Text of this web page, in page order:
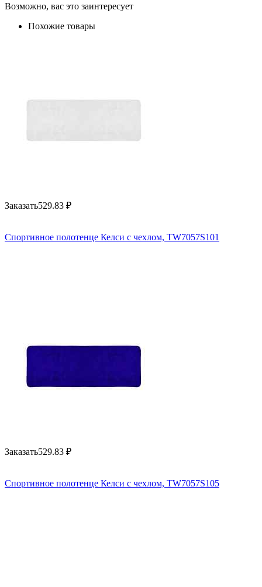
Возможно, вас это заинтересует
Похожие товары
Заказать529.83 ₽
Спортивное полотенце Келси с чехлом, TW7057S101
Заказать529.83 ₽
Спортивное полотенце Келси с чехлом, TW7057S105